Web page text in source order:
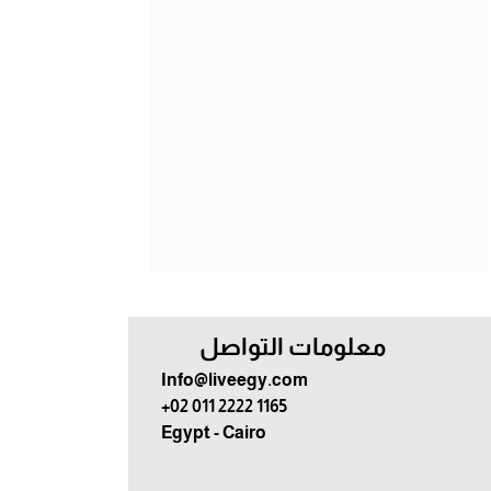
معلومات التواصل
Info@liveegy.com
+02 011 2222 1165
Egypt - Cairo